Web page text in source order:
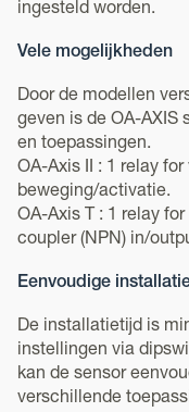
ingesteld worden.
Vele mogelijkheden
Door de modellen
geven is de OA-AXIS
en toepassingen.
OA-Axis II : 1 relay
beweging/activatie.
OA-Axis T : 1 relay
coupler (NPN) in/
Eenvoudige
De installatietijd is
instellingen via
kan de sensor
verschillende